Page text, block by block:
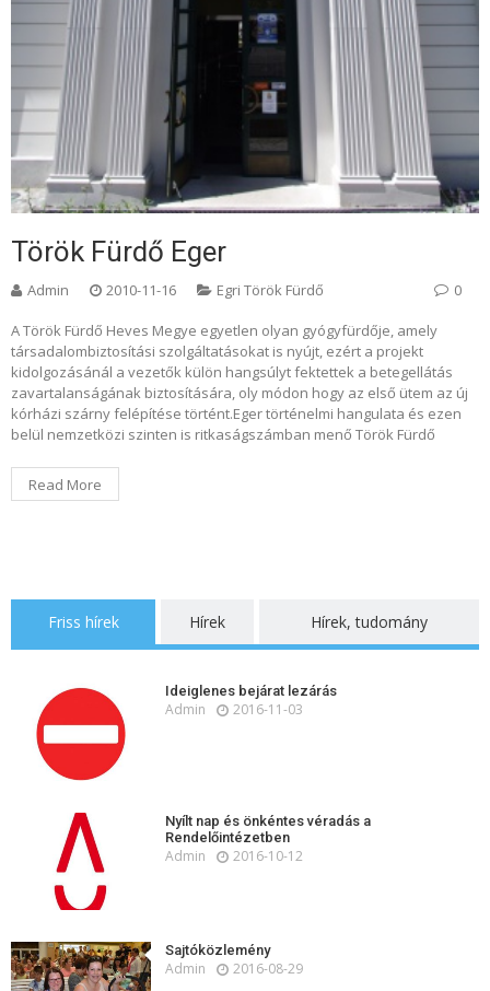
Török Fürdő Eger
Admin 2010-11-16 Egri Török Fürdő 0
A Török Fürdő Heves Megye egyetlen olyan gyógyfürdője, amely
társadalombiztosítási szolgáltatásokat is nyújt, ezért a projekt
kidolgozásánál a vezetők külön hangsúlyt fektettek a betegellátás
zavartalanságának biztosítására, oly módon hogy az első ütem az új
kórházi szárny felépítése történt.Eger történelmi hangulata és ezen
belül nemzetközi szinten is ritkaságszámban menő Török Fürdő
Read More
Friss hírek Hírek Hírek, tudomány
Ideiglenes bejárat lezárás
Admin 2016-11-03
Nyílt nap és önkéntes véradás a
Rendelőintézetben
Admin 2016-10-12
Sajtóközlemény
Admin 2016-08-29